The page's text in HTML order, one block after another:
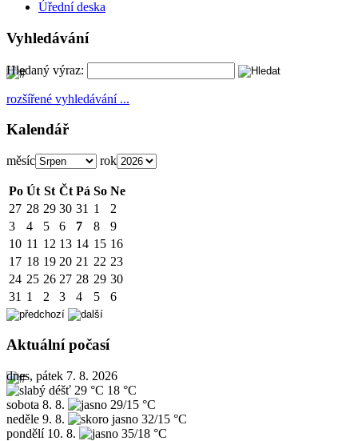
Úřední deska
Vyhledávání
Hledaný výraz:
rozšířené vyhledávání ...
Kalendář
měsíc rok
Po Út St Čt Pá So Ne
27 28 29 30 31 1
2
3
4 5 6 7 8
9
10 11 12 13 14 15 16
17 18 19 20 21 22 23
24 25 26 27 28 29 30
31 1 2 3 4 5 6
Aktuální počasí
dnes, pátek 7. 8. 2026
29 °C 18 °C
sobota 8. 8.
29/15 °C
neděle 9. 8.
32/15 °C
pondělí 10. 8. 35/18 °C